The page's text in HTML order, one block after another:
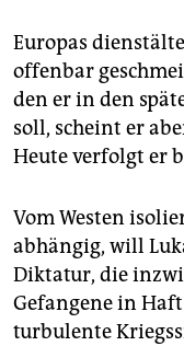
Europas
offenbar
den er in den
soll, scheint er
Heute verfolgt er
Vom Westen
abhängig, will
Diktatur, die
Gefangene in
turbulente